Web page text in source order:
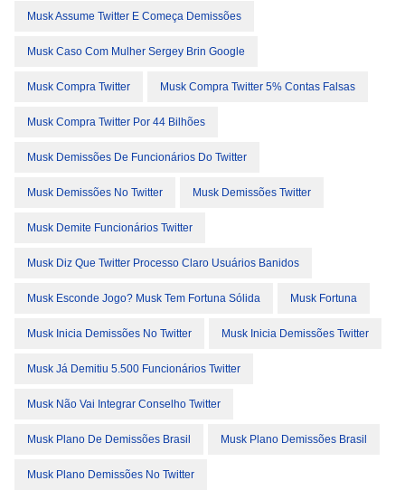
Musk Assume Twitter E Começa Demissões
Musk Caso Com Mulher Sergey Brin Google
Musk Compra Twitter Musk Compra Twitter 5% Contas Falsas
Musk Compra Twitter Por 44 Bilhões
Musk Demissões De Funcionários Do Twitter
Musk Demissões No Twitter Musk Demissões Twitter
Musk Demite Funcionários Twitter
Musk Diz Que Twitter Processo Claro Usuários Banidos
Musk Esconde Jogo? Musk Tem Fortuna Sólida Musk Fortuna
Musk Inicia Demissões No Twitter Musk Inicia Demissões Twitter
Musk Já Demitiu 5.500 Funcionários Twitter
Musk Não Vai Integrar Conselho Twitter
Musk Plano De Demissões Brasil Musk Plano Demissões Brasil
Musk Plano Demissões No Twitter